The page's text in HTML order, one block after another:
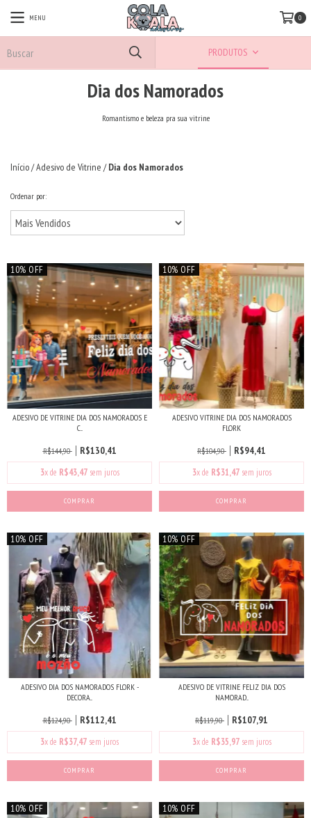
MENU 0
PRODUTOS
Dia dos Namorados
Romantismo e beleza pra sua vitrine
Início/Adesivo de Vitrine / Dia dos Namorados
Ordenar por:
10% OFF
ADESIVO DE VITRINE DIA DOS NAMORADOS E
C...
R$144,90 R$130,41
3x de R$43,47sem juros
10% OFF
ADESIVO VITRINE DIA DOS NAMORADOS
FLORK
R$104,90 R$94,41
3x de R$31,47sem juros
10% OFF
ADESIVO DIA DOS NAMORADOS FLORK -
DECORA...
R$124,90 R$112,41
3x de R$37,47 sem juros
10% OFF
ADESIVO DE VITRINE FELIZ DIA DOS
NAMORAD...
R$119,90 R$107,91
3x de R$35,97sem juros
10% OFF 10% OFF